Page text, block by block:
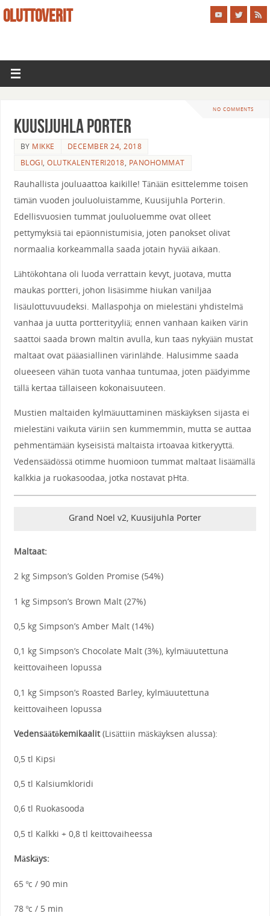
OLUTTOVERIT
NO COMMENTS
Kuusijuhla Porter
BY MIKKE
DECEMBER 24, 2018
BLOGI,OLUTKALENTERI2018, PANOHOMMAT
Rauhallista jouluaattoa kaikille! Tänään esittelemme toisen
tämän vuoden jouluoluistamme, Kuusijuhla Porterin.
Edellisvuosien tummat jouluoluemme ovat olleet
pettymyksiä tai epäonnistumisia, joten panokset olivat
normaalia korkeammalla saada jotain hyvää aikaan.
Lähtökohtana oli luoda verrattain kevyt, juotava, mutta
maukas portteri, johon lisäsimme hiukan vaniljaa
lisäulottuvuudeksi. Mallaspohja on mielestäni yhdistelmä
vanhaa ja uutta portterityyliä; ennen vanhaan kaiken värin
saattoi saada brown maltin avulla, kun taas nykyään mustat
maltaat ovat pääasiallinen värinlähde. Halusimme saada
olueeseen vähän tuota vanhaa tuntumaa, joten päädyimme
tällä kertaa tällaiseen kokonaisuuteen.
Mustien maltaiden kylmäuuttaminen mäskäyksen sijasta ei
mielestäni vaikuta väriin sen kummemmin, mutta se auttaa
pehmentämään kyseisistä maltaista irtoavaa kitkeryyttä.
Vedensäädössä otimme huomioon tummat maltaat lisäämällä
kalkkia ja ruokasoodaa, jotka nostavat pHta.
Grand Noel v2, Kuusijuhla Porter
Maltaat:
2 kg Simpson’s Golden Promise (54%)
1 kg Simpson’s Brown Malt (27%)
0,5 kg Simpson’s Amber Malt (14%)
0,1 kg Simpson’s Chocolate Malt (3%), kylmäuutettuna
keittovaiheen lopussa
0,1 kg Simpson’s Roasted Barley, kylmäuutettuna
keittovaiheen lopussa
Vedensäätökemikaalit(Lisättiin mäskäyksen alussa):
0,5 tl Kipsi
0,5 tl Kalsiumkloridi
0,6 tl Ruokasooda
0,5 tl Kalkki + 0,8 tl keittovaiheessa
Mäskäys:
65 ºc / 90 min
78 ºc / 5 min